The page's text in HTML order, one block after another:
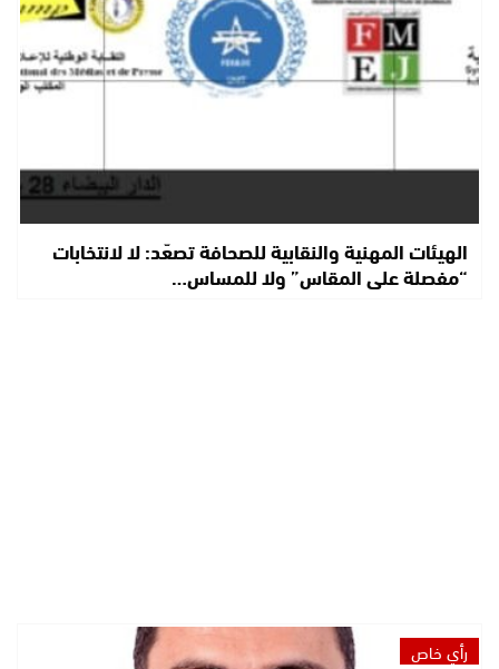
الهيئات المهنية والنقابية للصحافة تصعّد: لا لانتخابات
“مفصلة على المقاس” ولا للمساس…
رأي خاص